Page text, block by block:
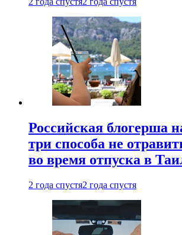
Российская блогерша
три способа не
во время отпуска в
2 года спустя2 года спустя